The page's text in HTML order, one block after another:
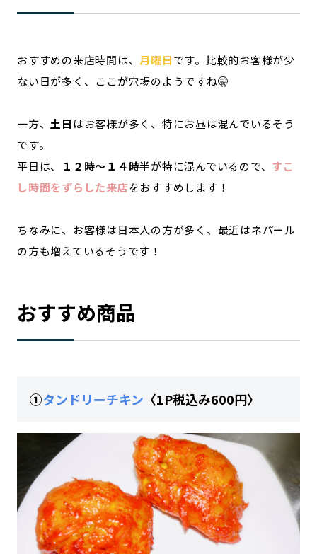
おすすめの来店時間は、 月曜日です。比較的お客様が少
ない日が多く、ここが穴場のようですね🤫
一方、 土日 はお客様が多く、特にお昼は混んでいるそう
です。
平日は、
１２時〜１４時半が特に混んでいるので、 すこ
し時間をずらした来店をおすすめします！
ちなみに、お客様は日本人の方が多く、最近はネパール
の方も増えているそうです！
おすすめ商品
①タンドリーチキン 〈1P税込み600円〉